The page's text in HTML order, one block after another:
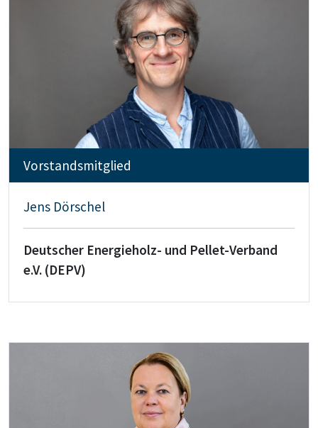
Vorstandsmitglied
Jens Dörschel
Deutscher Energieholz- und Pellet-Verband
e.V. (DEPV)